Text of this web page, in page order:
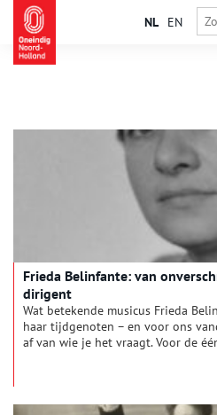
NL EN
Frieda Belinfante: van
dirigent
Wat betekende musicus Frieda
haar tijdgenoten – en voor ons
af van wie je het vraagt. Voor de
waarin dat allerminst